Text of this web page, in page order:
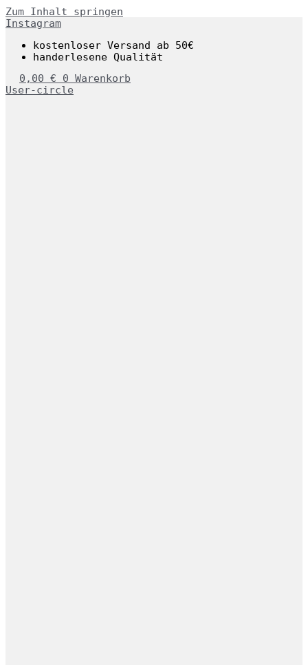
Zum Inhalt springen
Instagram
kostenloser Versand ab 50€
handerlesene Qualität
0,00 € 0 Warenkorb
User-circle